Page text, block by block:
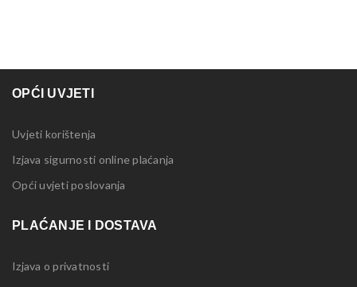
OPĆI UVJETI
Uvjeti korištenja
Izjava sigurnosti online plaćanja
Opći uvjeti poslovanja
PLAĆANJE I DOSTAVA
Izjava o privatnosti